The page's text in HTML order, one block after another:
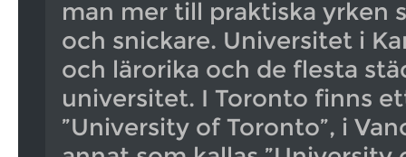
man mer till praktiska yrken
och snickare. Universitet i
och lärorika och de flesta
universitet. I Toronto finns
”University of Toronto”, i